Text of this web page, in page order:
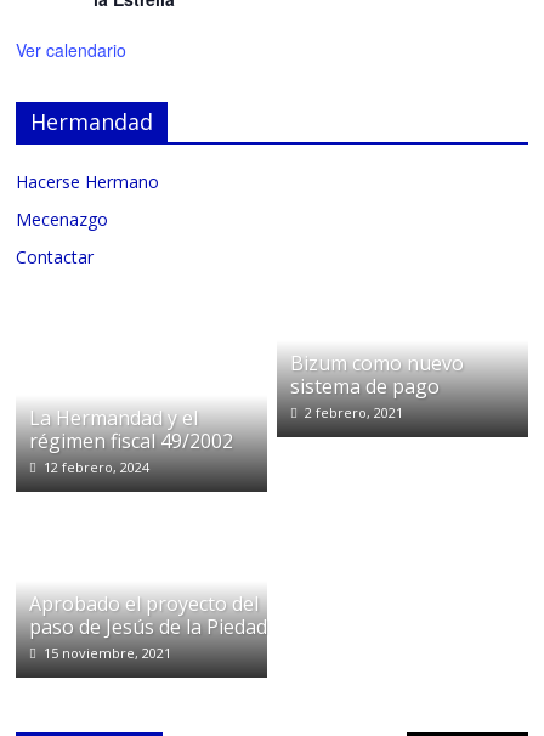
Ver calendario
Hermandad
Hacerse Hermano
Mecenazgo
Contactar
La Hermandad y el
régimen fiscal 49/2002
12 febrero, 2024
Bizum como nuevo
sistema de pago
2 febrero, 2021
Aprobado el proyecto del
paso de Jesús de la Piedad
15 noviembre, 2021